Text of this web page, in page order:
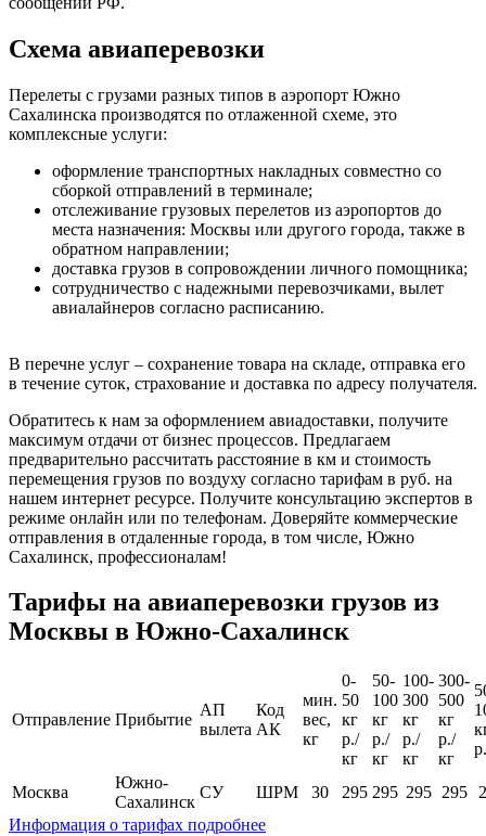
Схема авиаперевозки
Перелеты с грузами разных типов в аэропорт Южно
Сахалинска производятся по отлаженной схеме, это
комплексные услуги:
оформление транспортных накладных совместно со
сборкой отправлений в терминале;
отслеживание грузовых перелетов из аэропортов до
места назначения: Москвы или другого города, также в
обратном направлении;
доставка грузов в сопровождении личного помощника;
сотрудничество с надежными перевозчиками, вылет
авиалайнеров согласно расписанию.
В перечне услуг – сохранение товара на складе, отправка его
в течение суток, страхование и доставка по адресу получателя.
Обратитесь к нам за оформлением авиадоставки, получите
максимум отдачи от бизнес процессов. Предлагаем
предварительно рассчитать расстояние в км и стоимость
перемещения грузов по воздуху согласно тарифам в руб. на
нашем интернет ресурсе. Получите консультацию экспертов в
режиме онлайн или по телефонам. Доверяйте коммерческие
отправления в отдаленные города, в том числе, Южно
Сахалинск, профессионалам!
Тарифы на авиаперевозки грузов из
Москвы в Южно-Сахалинск
Отправление Прибытие
АП
вылета
Код
АК
мин.
вес,
кг
0-
50
кг
р./
кг
50-
100
кг
р./
кг
100-
300
кг
р./
кг
300-
500
кг
р./
кг
Москва
Южно-
Сахалинск
СУ ШРМ 30 295 295 295 295
Информация о тарифах подробнее